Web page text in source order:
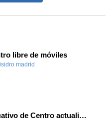
libre de móviles
madrid
Proyecto Educativo de Centro actualizado 2026